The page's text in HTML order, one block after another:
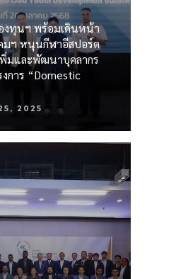
งทุนฯ พร้อมเดินหน้า
มฯ หนุนกีฬาอีสปอร์ต
พิ่มและพัฒนาบุคลากร
การ “Domestic
2025